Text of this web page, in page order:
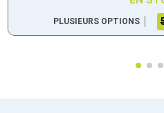
PLUSIEURS OPTIONS